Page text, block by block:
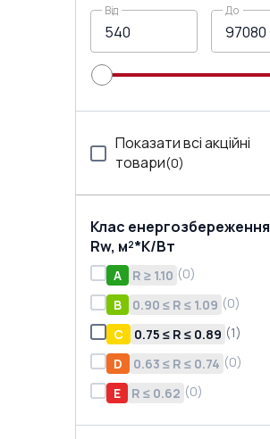
Від До
Показати всі акційні
товари(0)
Клас енергозбереження
Rw, м²*K/Вт
A R ≥ 1.10 (0)
B
0.90 ≤ R ≤ 1.09 (0)
C
0.75 ≤ R ≤ 0.89 (1)
D
0.63 ≤ R ≤ 0.74 (0)
E
R ≤ 0.62 (0)